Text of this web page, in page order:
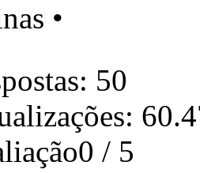
•
50
/ 5